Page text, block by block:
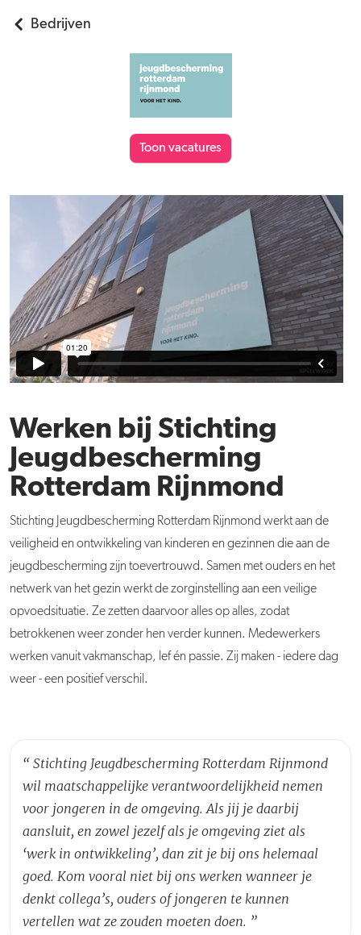
Bedrijven
Toon vacatures
Werken bij Stichting
Jeugdbescherming
Rotterdam Rijnmond
Stichting Jeugdbescherming Rotterdam Rijnmond werkt aan de
veiligheid en ontwikkeling van kinderen en gezinnen die aan de
jeugdbescherming zijn toevertrouwd. Samen met ouders en het
netwerk van het gezin werkt de zorginstelling aan een veilige
opvoedsituatie. Ze zetten daarvoor alles op alles, zodat
betrokkenen weer zonder hen verder kunnen. Medewerkers
werken vanuit vakmanschap, lef én passie. Zij maken - iedere dag
weer - een positief verschil.
“ Stichting Jeugdbescherming Rotterdam Rijnmond
wil maatschappelijke verantwoordelijkheid nemen
voor jongeren in de omgeving. Als jij je daarbij
aansluit, en zowel jezelf als je omgeving ziet als
‘werk in ontwikkeling’, dan zit je bij ons helemaal
goed. Kom vooral niet bij ons werken wanneer je
denkt collega’s, ouders of jongeren te kunnen
vertellen wat ze zouden moeten doen. ”